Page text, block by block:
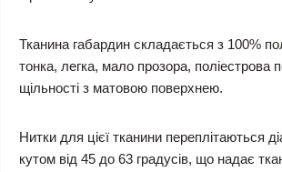
Тканина габардин складається з 100%
тонка, легка, мало прозора, поліестрова
щільності з матовою поверхнею.
Нитки для цієї тканини переплітаються
кутом від 45 до 63 градусів, що надає